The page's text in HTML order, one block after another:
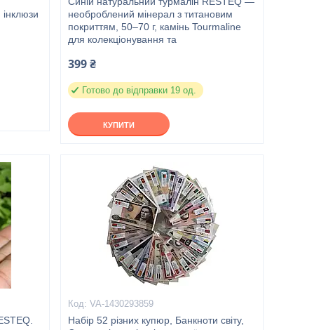
необроблений мінерал з титановим
покриттям, 50–70 г, камінь Tourmaline
для колекціонування та
399 ₴
Готово до відправки 19 од.
КУПИТИ
VA-1430293859
Набір 52 різних купюр, Банкноти світу,